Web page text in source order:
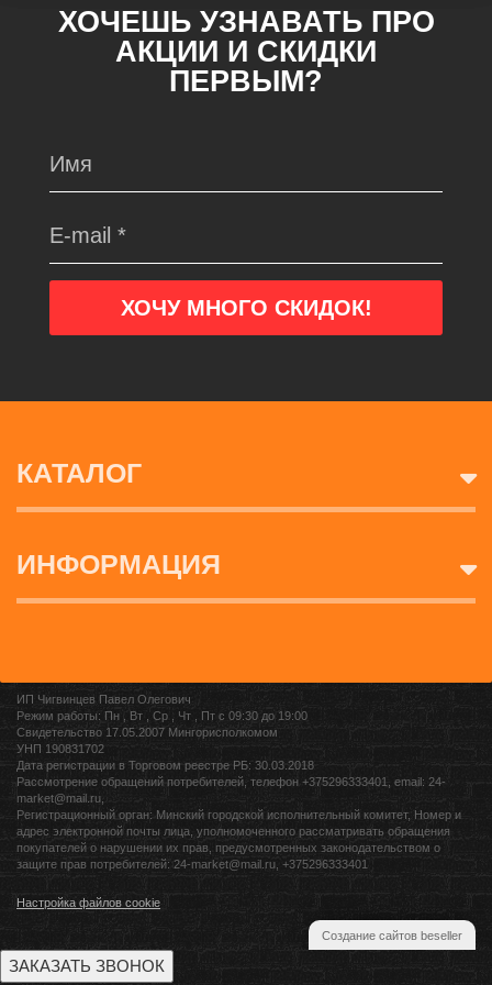
ХОЧЕШЬ УЗНАВАТЬ ПРО
АКЦИИ И СКИДКИ
ПЕРВЫМ?
КАТАЛОГ
ИНФОРМАЦИЯ
ИП Чигвинцев Павел Олегович
Режим работы: Пн , Вт , Ср , Чт , Пт c 09:30 до 19:00
Свидетельство 17.05.2007 Мингорисполкомом
УНП 190831702
Дата регистрации в Торговом реестре РБ: 30.03.2018
Рассмотрение обращений потребителей, телефон +375296333401, email: 24-
market@mail.ru,
Регистрационный орган: Минский городской исполнительный комитет, Номер и
адрес электронной почты лица, уполномоченного рассматривать обращения
покупателей о нарушении их прав, предусмотренных законодательством о
защите прав потребителей: 24-market@mail.ru, +375296333401
Настройка файлов cookie
Создание сайтов beseller
ЗАКАЗАТЬ ЗВОНОК